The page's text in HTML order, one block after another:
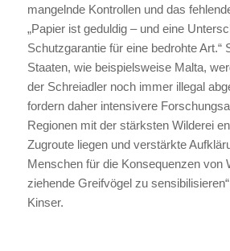
mangelnde Kontrollen und das
„Papier ist geduldig – und eine
Schutzgarantie für eine bedrohte Art.“
Staaten, wie beispielsweise Malta,
der Schreiadler noch immer illegal
fordern daher intensivere
Regionen mit der stärksten Wilderei
Zugroute liegen und verstärkte
Menschen für die Konsequenzen von
ziehende Greifvögel zu
Kinser.